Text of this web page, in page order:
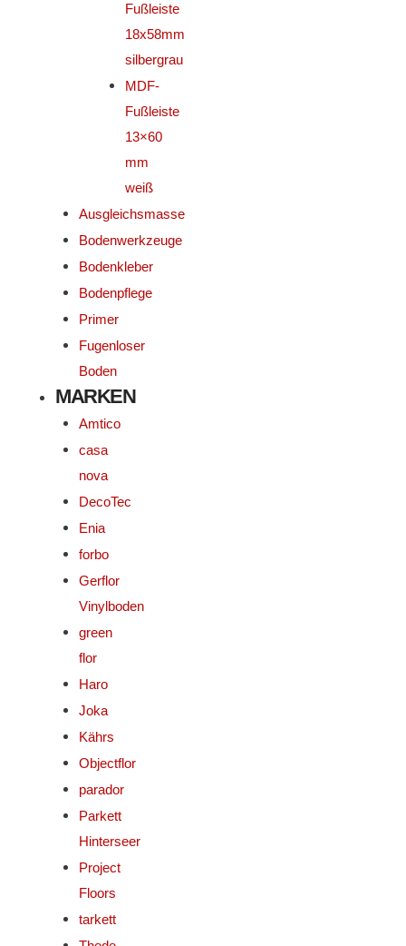
Fußleiste
18x58mm
silbergrau
MDF-
Fußleiste
13×60
mm
weiß
Ausgleichsmasse
Bodenwerkzeuge
Bodenkleber
Bodenpflege
Primer
Fugenloser
Boden
MARKEN
Amtico
casa
nova
DecoTec
Enia
forbo
Gerflor
Vinylboden
green
flor
Haro
Joka
Kährs
Objectflor
parador
Parkett
Hinterseer
Project
Floors
tarkett